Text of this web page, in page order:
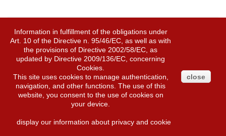
Information in fulfillment of the obligations under
Art. 10 of the Directive n. 95/46/EC, as well as with
the provisions of Directive 2002/58/EC, as
updated by Directive 2009/136/EC, concerning
Cookies.
This site uses cookies to manage authentication,
navigation, and other functions. The use of this
website, you consent to the use of cookies on
your device.
display our information about privacy and cookie
close